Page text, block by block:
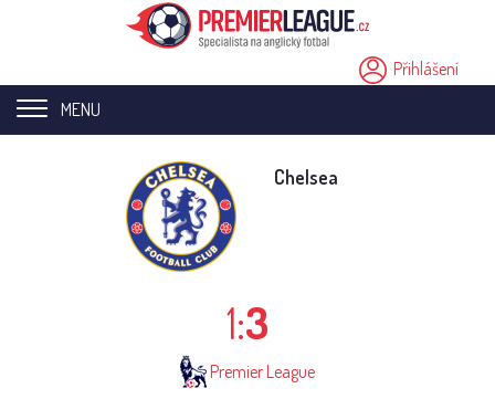
Přihlášení
MENU
Chelsea
1:3
Premier League